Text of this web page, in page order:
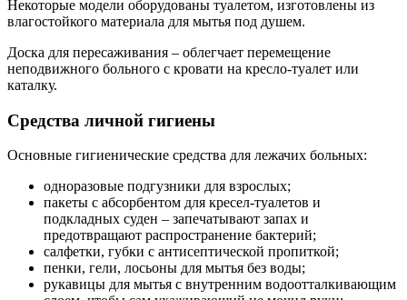
Некоторые модели оборудованы туалетом, изготовлены из
влагостойкого материала для мытья под душем.
Доска для пересаживания – облегчает перемещение
неподвижного больного с кровати на кресло-туалет или
каталку.
Средства личной гигиены
Основные гигиенические средства для лежачих больных:
одноразовые подгузники для взрослых;
пакеты с абсорбентом для кресел-туалетов и
подкладных суден – запечатывают запах и
предотвращают распространение бактерий;
салфетки, губки с антисептической пропиткой;
пенки, гели, лосьоны для мытья без воды;
рукавицы для мытья с внутренним водоотталкивающим